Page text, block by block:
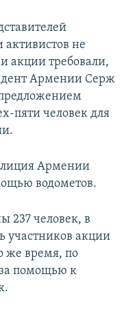
не
акции требовали,
Армении Серж
пяти человек для
Армении
водометов.
237 человек, в
участников акции
же время, по
помощью к